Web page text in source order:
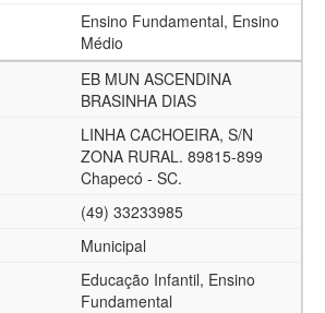
Ensino Fundamental, Ensino
Médio
EB MUN ASCENDINA
BRASINHA DIAS
LINHA CACHOEIRA, S/N
ZONA RURAL. 89815-899
Chapecó - SC.
(49) 33233985
Municipal
Educação Infantil, Ensino
Fundamental